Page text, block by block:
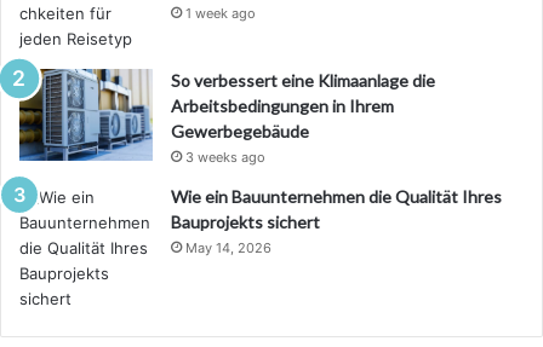
1 week ago
So verbessert eine Klimaanlage die
Arbeitsbedingungen in Ihrem
Gewerbegebäude
3 weeks ago
Wie ein Bauunternehmen die Qualität Ihres
Bauprojekts sichert
May 14, 2026